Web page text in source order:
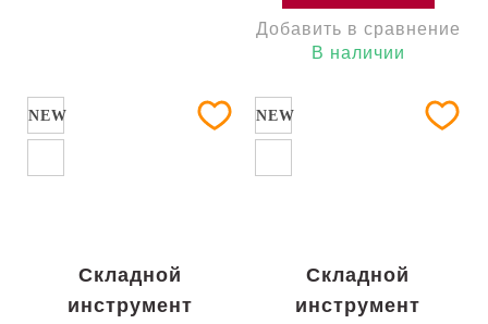
Гарантия:
пожизненная
Добавить в сравнение
В наличии
NEW
Складной
инструмент
NEW
Складной
инструмент